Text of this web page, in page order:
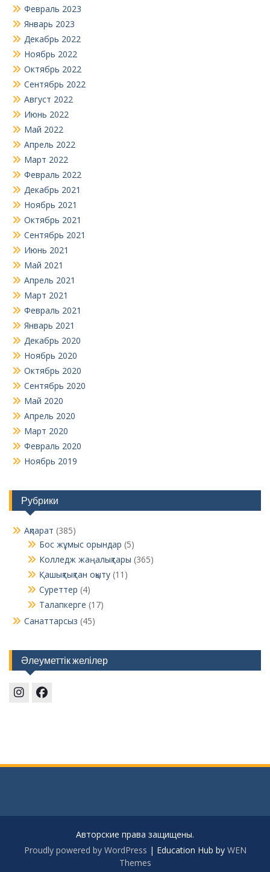
Февраль 2023
Январь 2023
Декабрь 2022
Ноябрь 2022
Октябрь 2022
Сентябрь 2022
Август 2022
Июнь 2022
Май 2022
Апрель 2022
Март 2022
Февраль 2022
Декабрь 2021
Ноябрь 2021
Октябрь 2021
Сентябрь 2021
Июнь 2021
Май 2021
Апрель 2021
Март 2021
Февраль 2021
Январь 2021
Декабрь 2020
Ноябрь 2020
Октябрь 2020
Сентябрь 2020
Май 2020
Апрель 2020
Март 2020
Февраль 2020
Ноябрь 2019
Рубрики
Ақпарат (385)
Бос жұмыс орындар (5)
Колледж жаңалықтары (365)
Қашықтықтан оқыту (11)
Суреттер (4)
Талапкерге (17)
Санаттарсыз (45)
Әлеуметтік желілер
Авторские права защищены.
Proudly powered by WordPress | Education Hub by WEN
Themes